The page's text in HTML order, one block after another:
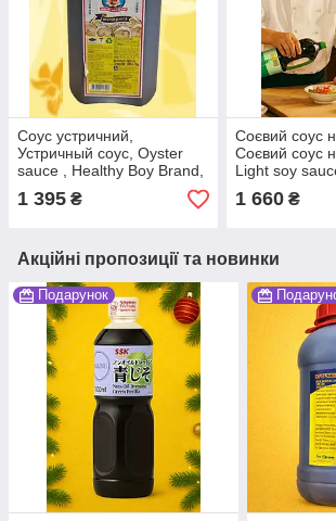
Соус устричний,
Устричный соус, Oyster
sauce , Healthy Boy Brand,
6кг/5л, Таїланд, Ч
1 395 ₴
Соєвий соус
Соєвий соус
Light soy
Kum Kee),
мл, Ю
1 660₴
Акційні пропозиції та новинки
Подарунок